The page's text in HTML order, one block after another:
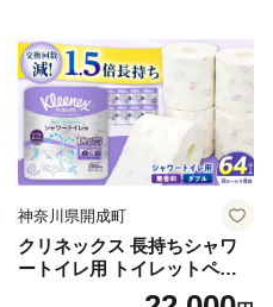
神奈川県開成町
クリネックス 長持ちシャワ
ートイレ用 トイレットペー
パー（ダブル）64ロール(8ロ